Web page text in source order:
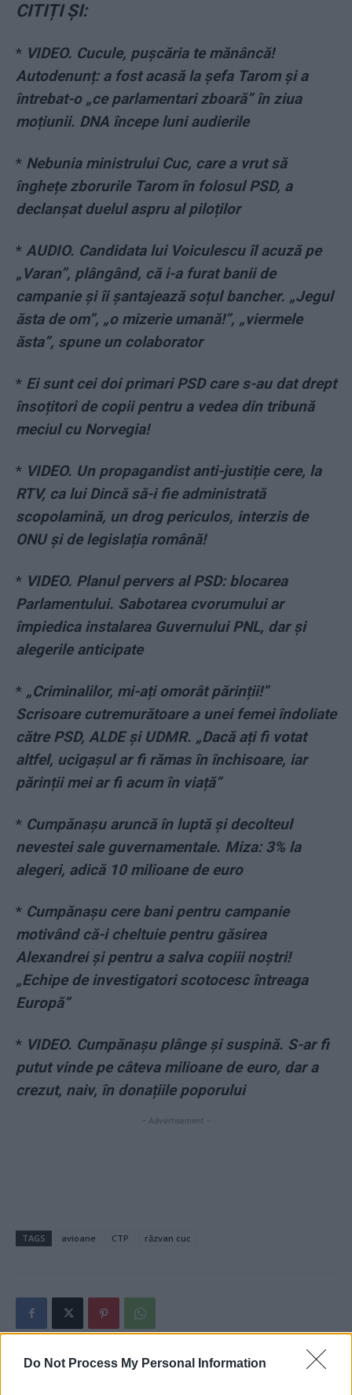
Do Not Process My Personal Information
CITIȚI ȘI:
* VIDEO. Cucule, pușcăria te mănâncă!
Autodenunț: a fost acasă la șefa Tarom și a
întrebat-o „ce parlamentari zboară” în ziua
moțiunii. DNA începe luni audierile
* Nebunia ministrului Cuc, care a vrut să
înghețe zborurile Tarom în folosul PSD, a
declanșat duelul aspru al piloților
* AUDIO. Candidata lui Voiculescu îl acuză pe
„Varan”, plângând, că i-a furat banii de
campanie și îi șantajează soțul bancher. „Jegul
ăsta de om”, „o mizerie umană!”, „viermele
ăsta”, spune un colaborator
* Ei sunt cei doi primari PSD care s-au dat drept
însoțitori de copii pentru a vedea din tribună
meciul cu Norvegia!
* VIDEO. Un propagandist anti-justiție cere, la
RTV, ca lui Dincă să-i fie administrată
scopolamină, un drog periculos, interzis de
ONU și de legislația română!
* VIDEO. Planul pervers al PSD: blocarea
Parlamentului. Sabotarea cvorumului ar
împiedica instalarea Guvernului PNL, dar și
alegerile anticipate
* „Criminalilor, mi-ați omorât părinții!”
Scrisoare cutremurătoare a unei femei îndoliate
către PSD, ALDE și UDMR. „Dacă ați fi votat
altfel, ucigașul ar fi rămas în închisoare, iar
părinții mei ar fi acum în viață”
* Cumpănașu aruncă în luptă și decolteul
nevestei sale guvernamentale. Miza: 3% la
alegeri, adică 10 milioane de euro
* Cumpănașu cere bani pentru campanie
motivând că-i cheltuie pentru găsirea
Alexandrei și pentru a salva copiii noștri!
„Echipe de investigatori scotocesc întreaga
Europă”
* VIDEO. Cumpănașu plânge și suspină. S-ar fi
putut vinde pe câteva milioane de euro, dar a
crezut, naiv, în donațiile poporului
- Advertisement -
TAGS avioane CTP răzvan cuc